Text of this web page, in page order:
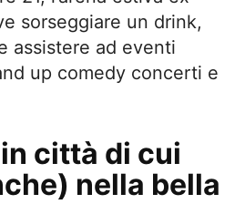
sorseggiare un drink,
assistere ad eventi
up comedy concerti e
città di cui
nella bella